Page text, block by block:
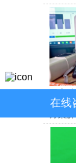
固态硅
一键
在线